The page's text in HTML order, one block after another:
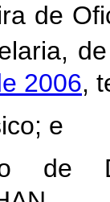
de
2006,
e
de